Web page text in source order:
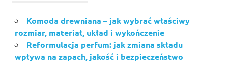
Komoda drewniana – jak wybrać właściwy
rozmiar, materiał, układ i wykończenie
Reformulacja perfum: jak zmiana składu
wpływa na zapach, jakość i bezpieczeństwo